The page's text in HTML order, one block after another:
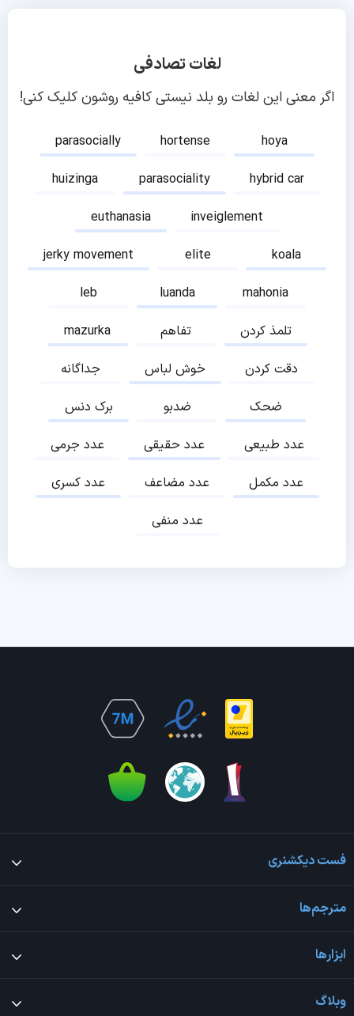
لغات تصادفی
اگر معنی این لغات رو بلد نیستی کافیه روشون کلیک کنی!
parasocially hortense
hoya
huizinga
parasociality
hybrid car
euthanasia
inveiglement
jerky movement
elite
koala
leb
luanda
mahonia
mazurka
تفاهم
تلمذ کردن
جداگانه
خوش لباس
دقت کردن
برک دنس
ضدبو
ضحک
عدد جرمی
عدد حقیقی
عدد طبیعی
عدد کسری
عدد مضاعف
عدد مکمل
عدد منفی
فست دیکشنری
مترجم‌ها
ابزارها
وبلاگ